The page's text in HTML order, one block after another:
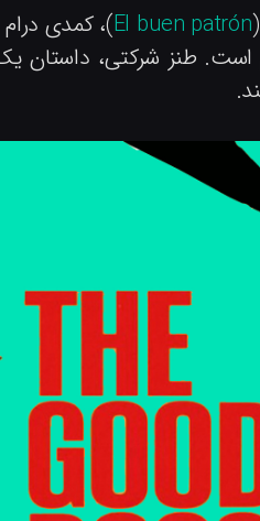
El buen patrón
است. طنز شرکتی،